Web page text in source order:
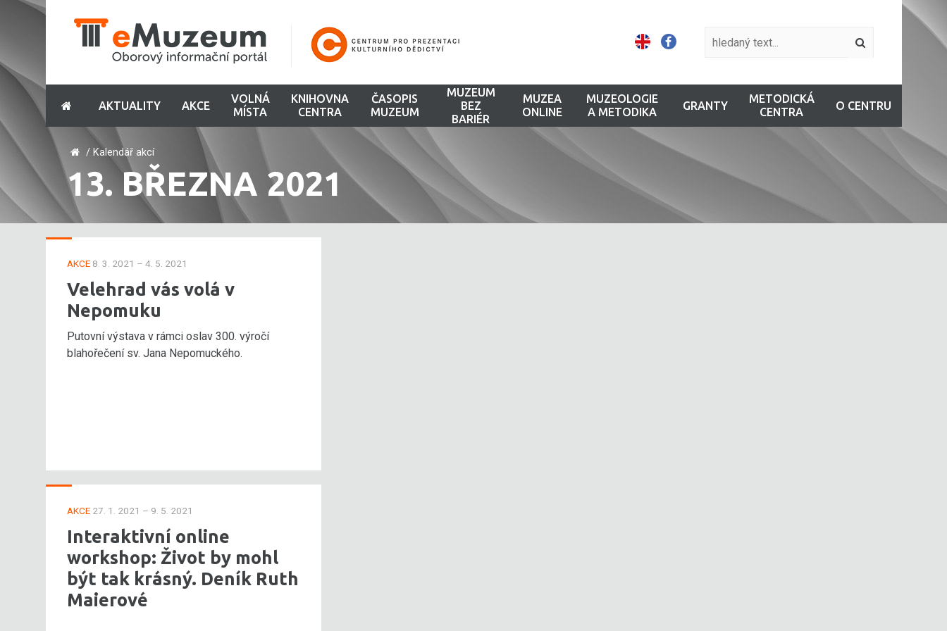
AKTUALITY AKCE
VOLNÁ
MÍSTA
KNIHOVNA
CENTRA
ČASOPIS
MUZEUM
MUZEUM
BEZ
BARIÉR
MUZEA
ONLINE
MUZEOLOGIE
A METODIKA
GRANTY
METODICKÁ
CENTRA
O CENTRU
/ Kalendář akcí
13. BŘEZNA 2021
AKCE 8. 3. 2021 – 4. 5. 2021
Velehrad vás volá v
Nepomuku
Putovní výstava v rámci oslav 300. výročí
blahořečení sv. Jana Nepomuckého.
AKCE 27. 1. 2021 – 9. 5. 2021
Interaktivní online
workshop: Život by mohl
být tak krásný. Deník Ruth
Maierové